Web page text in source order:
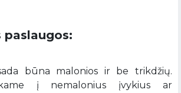
paslaugos:
būna malonios ir be trikdžių.
į nemalonius įvykius ar